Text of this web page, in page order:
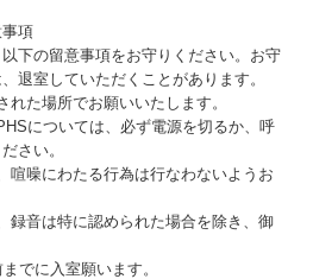
項
下の留意事項をお守りください。お守
退室していただくことがあります。
た場所でお願いいたします。
については、必ず電源を切るか、呼
さい。
噪にわたる行為は行なわないようお
録音は特に認められた場合を除き、御
でに入室願います。